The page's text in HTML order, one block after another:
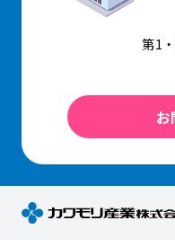
第1